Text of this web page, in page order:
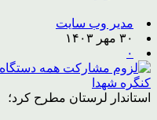
مدیر وب سایت
۳۰ مهر ۱۴۰۳
۰
استاندار لرستان مطرح کرد؛